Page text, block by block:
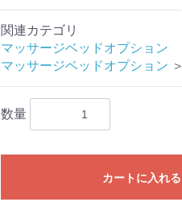
関連カテゴリ
マッサージベッドオプション
マッサージベッドオプション ＞
数量
カートに入れる